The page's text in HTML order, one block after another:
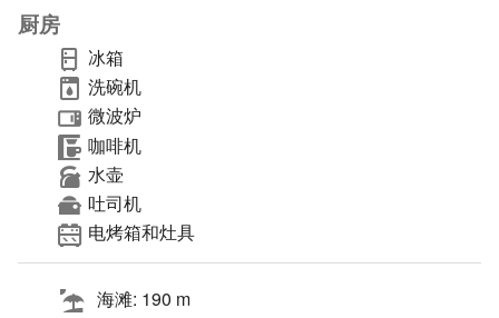
厨房
冰箱
洗碗机
微波炉
咖啡机
水壶
吐司机
电烤箱和灶具
海滩: 190 m